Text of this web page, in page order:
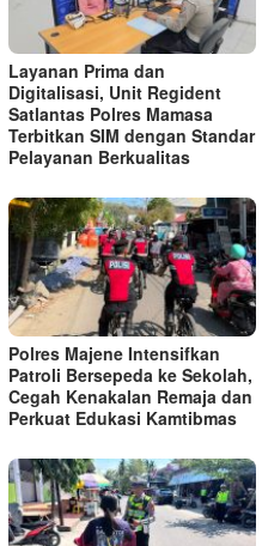
Layanan Prima dan
Digitalisasi, Unit Regident
Satlantas Polres Mamasa
Terbitkan SIM dengan Standar
Pelayanan Berkualitas
Polres Majene Intensifkan
Patroli Bersepeda ke Sekolah,
Cegah Kenakalan Remaja dan
Perkuat Edukasi Kamtibmas